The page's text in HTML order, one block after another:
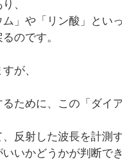
、
」や「リン酸」とい
のです。
が、
ために、この「ダイ
反射した波長を計測す
いかどうかが判断でき